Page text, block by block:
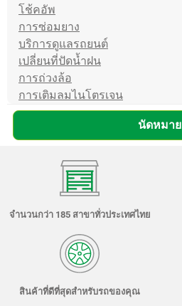
โช้คอัพ
การซ่อมยาง
บริการดูแลรถยนต์
เปลี่ยนที่ปัดน้ำฝน
การถ่วงล้อ
การเติมลมไนโตรเจน
นัดหมาย
จำนวนกว่า 185 สาขาทั่วประเทศไทย
สินค้าที่ดีที่สุดสำหรับรถของคุณ